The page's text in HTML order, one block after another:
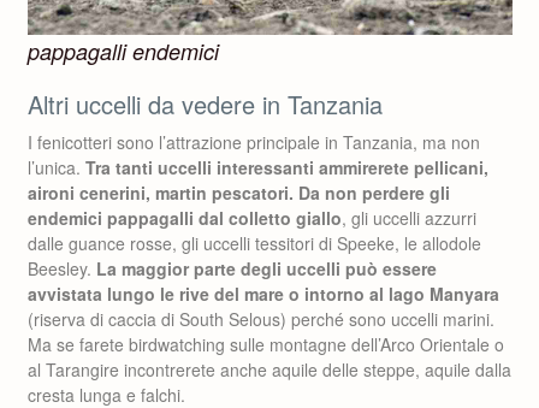
pappagalli endemici
Altri uccelli da vedere in Tanzania
I fenicotteri sono l’attrazione principale in Tanzania, ma non
l’unica. Tra tanti uccelli interessanti ammirerete pellicani,
aironi cenerini, martin pescatori. Da non perdere gli
endemici pappagalli dal colletto giallo, gli uccelli azzurri
dalle guance rosse, gli uccelli tessitori di Speeke, le allodole
Beesley. La maggior parte degli uccelli può essere
avvistata lungo le rive del mare o intorno al lago Manyara
(riserva di caccia di South Selous) perché sono uccelli marini.
Ma se farete birdwatching sulle montagne dell’Arco Orientale o
al Tarangire incontrerete anche aquile delle steppe, aquile dalla
cresta lunga e falchi.